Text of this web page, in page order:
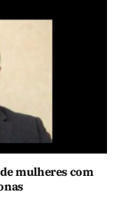
mulheres com